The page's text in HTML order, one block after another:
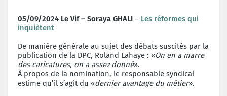
05/09/2024 Le Vif – Soraya GHALI – Les réformes qui
inquiètent
De manière générale au sujet des débats suscités par la
publication de la DPC, Roland Lahaye : «On en a marre
des caricatures, on a assez donné».
À propos de la nomination, le responsable syndical
estime qu’il s’agit du «dernier avantage du métier».